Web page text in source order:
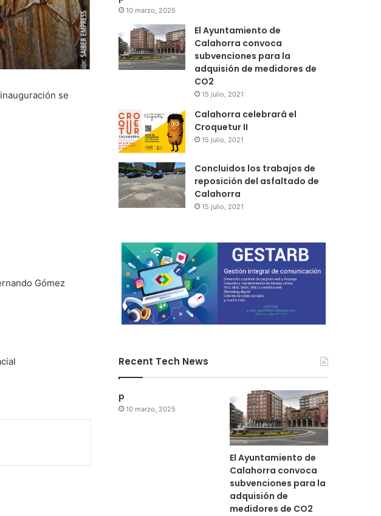
se
Gómez
10 marzo, 2025
El Ayuntamiento de
Calahorra convoca
subvenciones para la
adquisión de medidores de
CO2
15 julio, 2021
Calahorra celebrará el
Croquetur II
15 julio, 2021
Concluidos los trabajos de
reposición del asfaltado de
Calahorra
15 julio, 2021
Recent Tech News
p
10 marzo, 2025
El Ayuntamiento de
Calahorra convoca
subvenciones para la
adquisión de
medidores de CO2